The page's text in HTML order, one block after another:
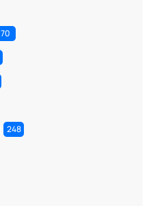
70
248